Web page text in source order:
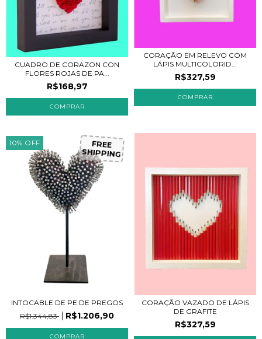
CUADRO DE CORAZON CON
FLORES ROJAS DE PA...
R$168,97
COMPRAR
CORAÇÃO EM RELEVO COM
LÁPIS MULTICOLORID...
R$327,59
10% OFF F
R
E
E
S
H
IP
P
IN
G
INTOCABLE DE PE DE PREGOS
R$1.344,83
R$1.206,90
CORAÇÃO VAZADO DE LÁPIS
DE GRAFITE
R$327,59